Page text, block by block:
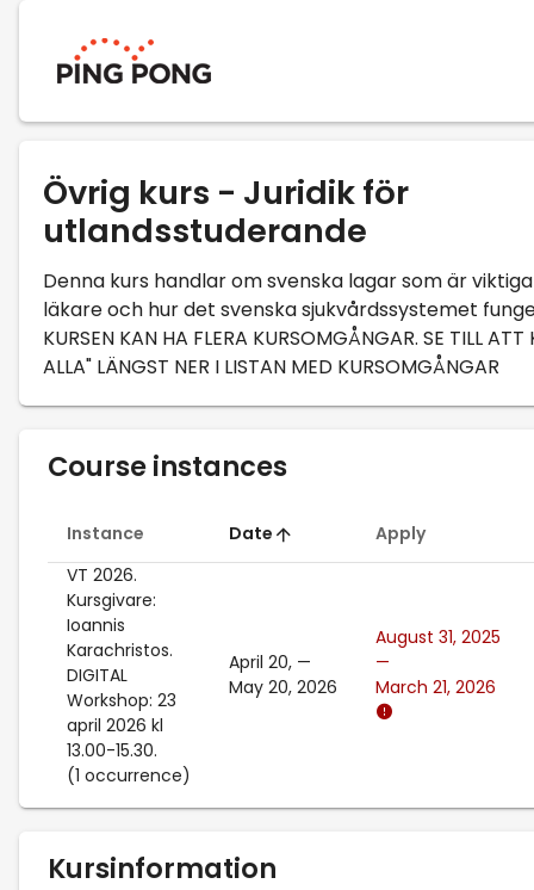
Övrig kurs - Juridik för
utlandsstuderande
Denna kurs handlar om svenska lagar som är
läkare och hur det svenska sjukvårdssystemet
KURSEN KAN HA FLERA KURSOMGÅNGAR. SE TILL
ALLA" LÄNGST NER I LISTAN MED KURSOMGÅNGAR
Course instances
Instance Date
Apply
VT 2026.
Kursgivare:
Ioannis
Karachristos.
DIGITAL
Workshop: 23
april 2026 kl
13.00-15.30.
(1 occurrence)
April 20, —
May 20, 2026
August 31, 2025
—
March 21, 2026
Kursinformation